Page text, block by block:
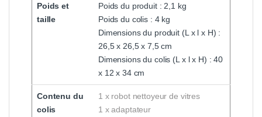
Poids et
taille
Poids du produit : 2,1 kg
Poids du colis : 4 kg
Dimensions du produit (L x l x H) :
26,5 x 26,5 x 7,5 cm
Dimensions du colis (L x l x H) : 40
x 12 x 34 cm
Contenu du
colis
1 x robot nettoyeur de vitres
1 x adaptateur